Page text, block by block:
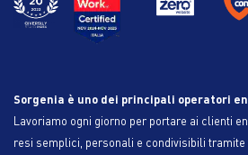
Sorgenia è uno dei principali operatori
Lavoriamo ogni giorno per portare ai clienti
resi semplici, personali e condivisibili